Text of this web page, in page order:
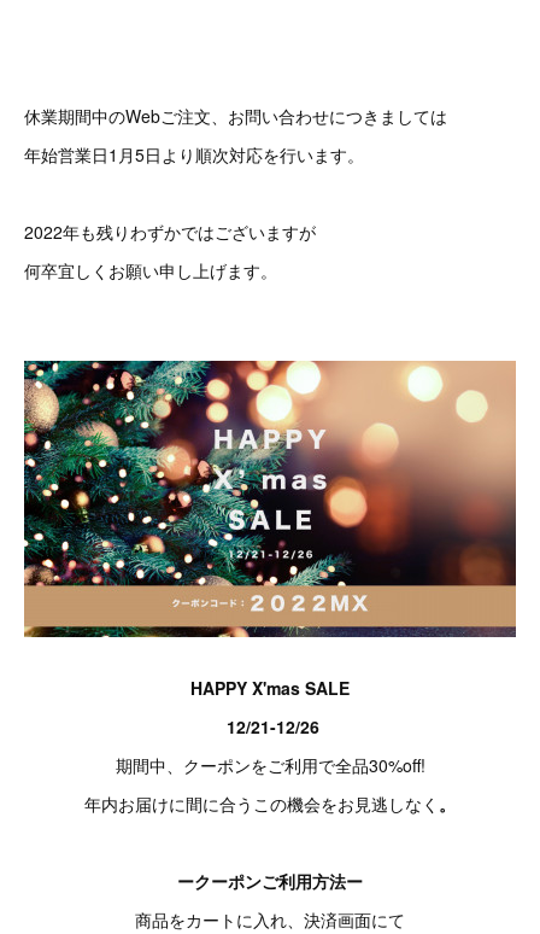
休業期間中のWebご注文、お問い合わせにつきましては
年始営業日1月5日より順次対応を行います。
2022年も残りわずかではございますが
何卒宜しくお願い申し上げます。
HAPPY X'mas SALE
12/21-12/26
期間中、クーポンをご利用で全品30%off!
年内お届けに間に合うこの機会をお見逃しなく 。
ークーポンご利用方法ー
商品をカートに入れ、決済画面にて